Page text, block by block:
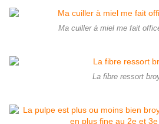
Ma cuiller à miel me fait
La fibre ressort